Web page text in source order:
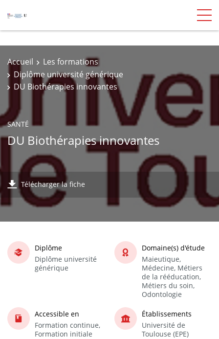
Accueil
Les formations
Diplôme université générique
DU Biothérapies innovantes
SANTÉ
DU Biothérapies innovantes
Télécharger la fiche
Diplôme
Diplôme université
générique
Domaine(s) d'étude
Maieutique,
Médecine, Métiers
de la rééducation,
Métiers du soin,
Odontologie
Accessible en
Formation continue,
Formation initiale
Établissements
Université de
Toulouse (EPE)